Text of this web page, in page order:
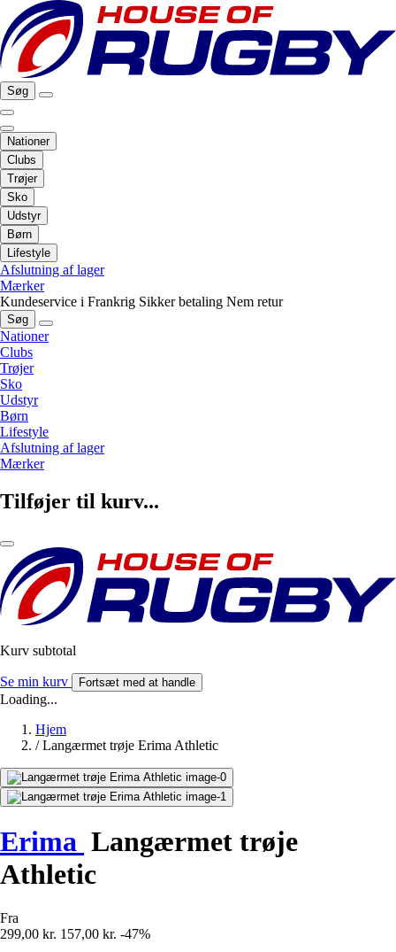
Søg
Nationer
Clubs
Trøjer
Sko
Udstyr
Børn
Lifestyle
Afslutning af lager
Mærker
Kundeservice i Frankrig Sikker betaling Nem retur
Søg
Nationer
Clubs
Trøjer
Sko
Udstyr
Børn
Lifestyle
Afslutning af lager
Mærker
Tilføjer til kurv...
Kurv subtotal
Se min kurv Fortsæt med at handle
Loading...
Hjem
/ Langærmet trøje Erima Athletic
Erima Langærmet trøje
Athletic
Fra
299,00 kr. 157,00 kr. -47%